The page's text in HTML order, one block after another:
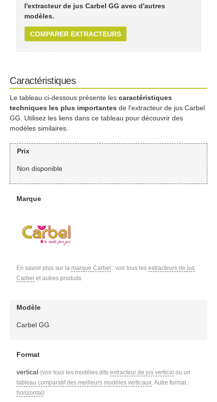
l'extracteur de jus Carbel GG avec d'autres
modèles.
COMPARER EXTRACTEURS
Caractéristiques
Le tableau ci-dessous présente les caractéristiques
techniques les plus importantes de l'extracteur de jus Carbel
GG. Utilisez les liens dans ce tableau pour découvrir des
modèles similaires.
Prix
Non disponible
Marque
En savoir plus sur la marque Carbel : voir tous les extracteurs de jus
Carbel et autres produits.
Modèle
Carbel GG
Format
vertical (voir tous les modèles dits extracteur de jus vertical ou un
tableau comparatif des meilleurs modèles verticaux. Autre format :
horizontal )